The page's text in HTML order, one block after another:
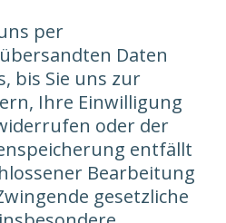
per
Daten
bis Sie uns zur
Ihre Einwilligung
oder der
entfällt
Bearbeitung
gesetzliche